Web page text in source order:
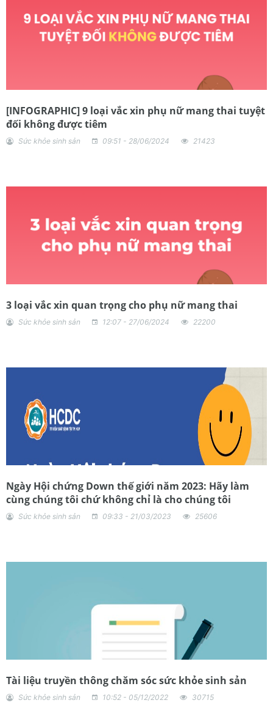
[INFOGRAPHIC] 9 loại vắc xin phụ nữ mang thai tuyệt
đối không được tiêm
Sức khỏe sinh sản 09:51 - 28/06/2024 21423
3 loại vắc xin quan trọng cho phụ nữ mang thai
Sức khỏe sinh sản 12:07 - 27/06/2024 22200
Ngày Hội chứng Down thế giới năm 2023: Hãy làm
cùng chúng tôi chứ không chỉ là cho chúng tôi
Sức khỏe sinh sản 09:33 - 21/03/2023 25606
Tài liệu truyền thông chăm sóc sức khỏe sinh sản
Sức khỏe sinh sản 10:52 - 05/12/2022 30715